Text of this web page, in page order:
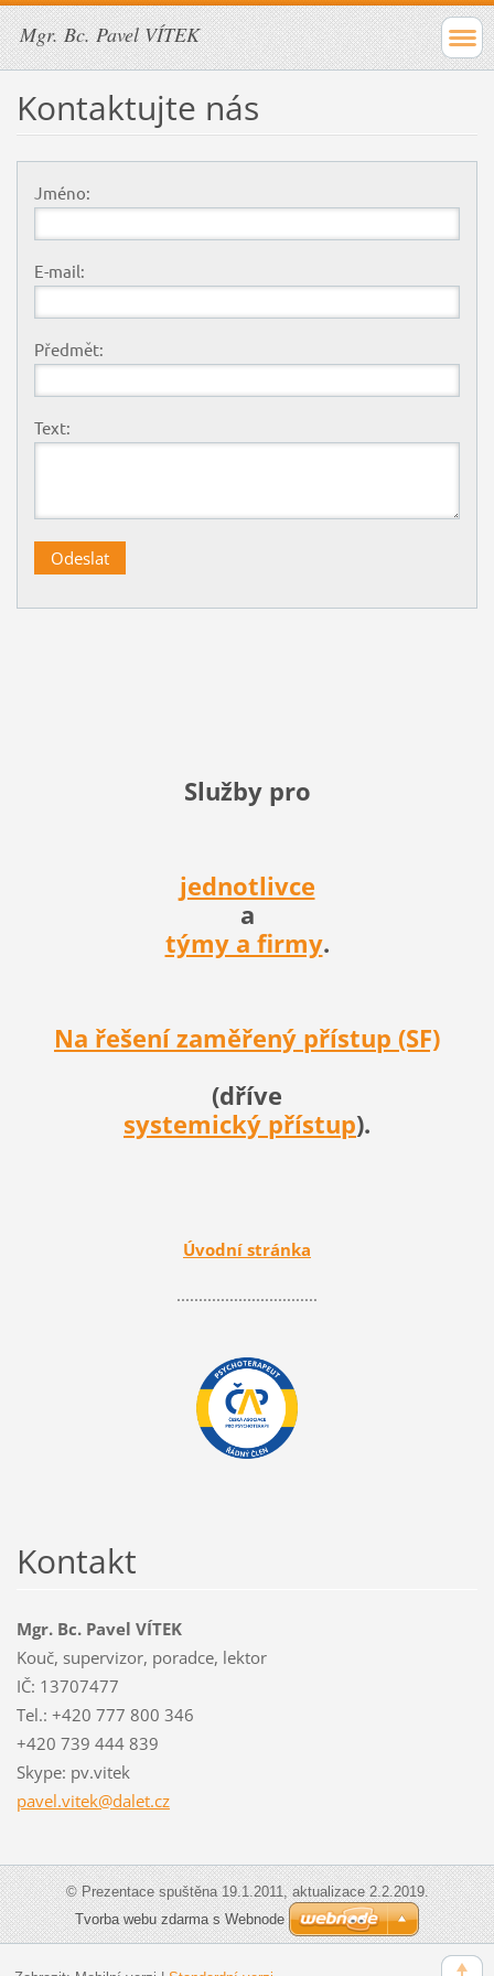
Mgr. Bc. Pavel VÍTEK
Kontaktujte nás
Jméno:
E-mail:
Předmět:
Text:
Služby pro
jednotlivce
a
týmy a firmy.
Na řešení zaměřený přístup (SF)
(dříve
systemický přístup).
Úvodní stránka
................................
Kontakt
Mgr. Bc. Pavel VÍTEK
Kouč, supervizor, poradce, lektor
IČ: 13707477
Tel.: +420 777 800 346
+420 739 444 839
Skype: pv.vitek
pavel.vitek@dalet.cz
© Prezentace spuštěna 19.1.2011, aktualizace 2.2.2019.
Tvorba webu zdarma s Webnode